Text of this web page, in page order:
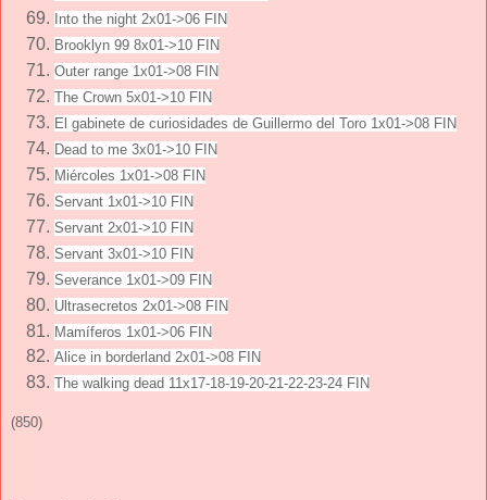
Into the night 2x01->06 FIN
Brooklyn 99 8x01->10 FIN
Outer range 1x01->08 FIN
The Crown 5x01->10 FIN
El gabinete de curiosidades de Guillermo del Toro 1x01->08 FIN
Dead to me 3x01->10 FIN
Miércoles 1x01->08 FIN
Servant 1x01->10 FIN
Servant 2x01->10 FIN
Servant 3x01->10 FIN
Severance 1x01->09 FIN
Ultrasecretos 2x01->08 FIN
Mamíferos 1x01->06 FIN
Alice in borderland 2x01->08 FIN
The walking dead 11x17-18-19-20-21-22-23-24 FIN
(850)